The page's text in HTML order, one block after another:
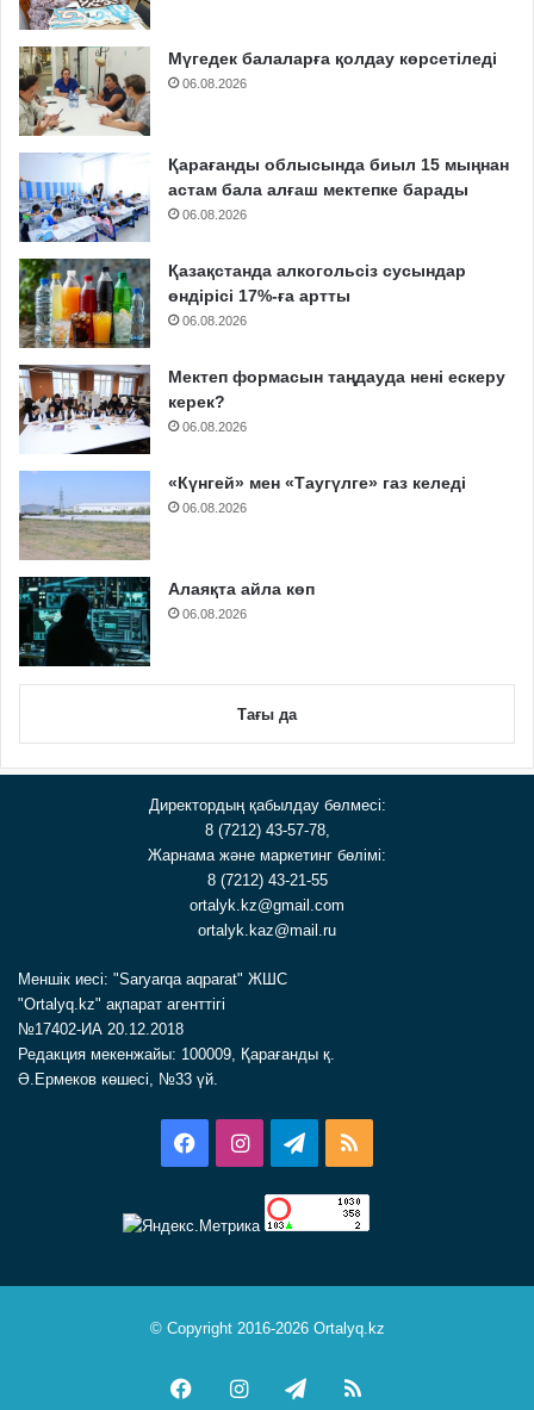
Мүгедек балаларға қолдау көрсетіледі
06.08.2026
Қарағанды облысында биыл 15 мыңнан
астам бала алғаш мектепке барады
06.08.2026
Қазақстанда алкогольсіз сусындар
өндірісі 17%-ға артты
06.08.2026
Мектеп формасын таңдауда нені ескеру
керек?
06.08.2026
«Күнгей» мен «Таугүлге» газ келеді
06.08.2026
Алаяқта айла көп
06.08.2026
Тағы да
Директордың қабылдау бөлмесі:
8 (7212) 43-57-78,
Жарнама және маркетинг бөлімі:
8 (7212) 43-21-55
ortalyk.kz@gmail.com
ortalyk.kaz@mail.ru
Меншік иесі: "Saryarqa aqparat" ЖШС
"Ortalyq.kz" ақпарат агенттігі
№17402-ИА 20.12.2018
Редакция мекенжайы: 100009, Қарағанды қ.
Ә.Ермеков көшесі, №33 үй.
FacebookInstagramTelegram
© Copyright 2016-2026 Ortalyq.kz
FacebookInstagramTelegram